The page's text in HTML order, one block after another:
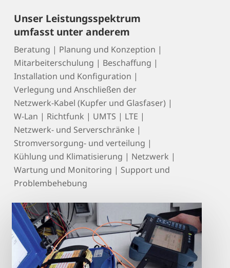
Unser Leistungsspektrum
umfasst unter anderem
Beratung | Planung und Konzeption |
Mitarbeiterschulung | Beschaffung |
Installation und Konfiguration |
Verlegung und Anschließen der
Netzwerk-Kabel (Kupfer und Glasfaser) |
W-Lan | Richtfunk | UMTS | LTE |
Netzwerk- und Serverschränke |
Stromversorgung- und verteilung |
Kühlung und Klimatisierung | Netzwerk |
Wartung und Monitoring | Support und
Problembehebung